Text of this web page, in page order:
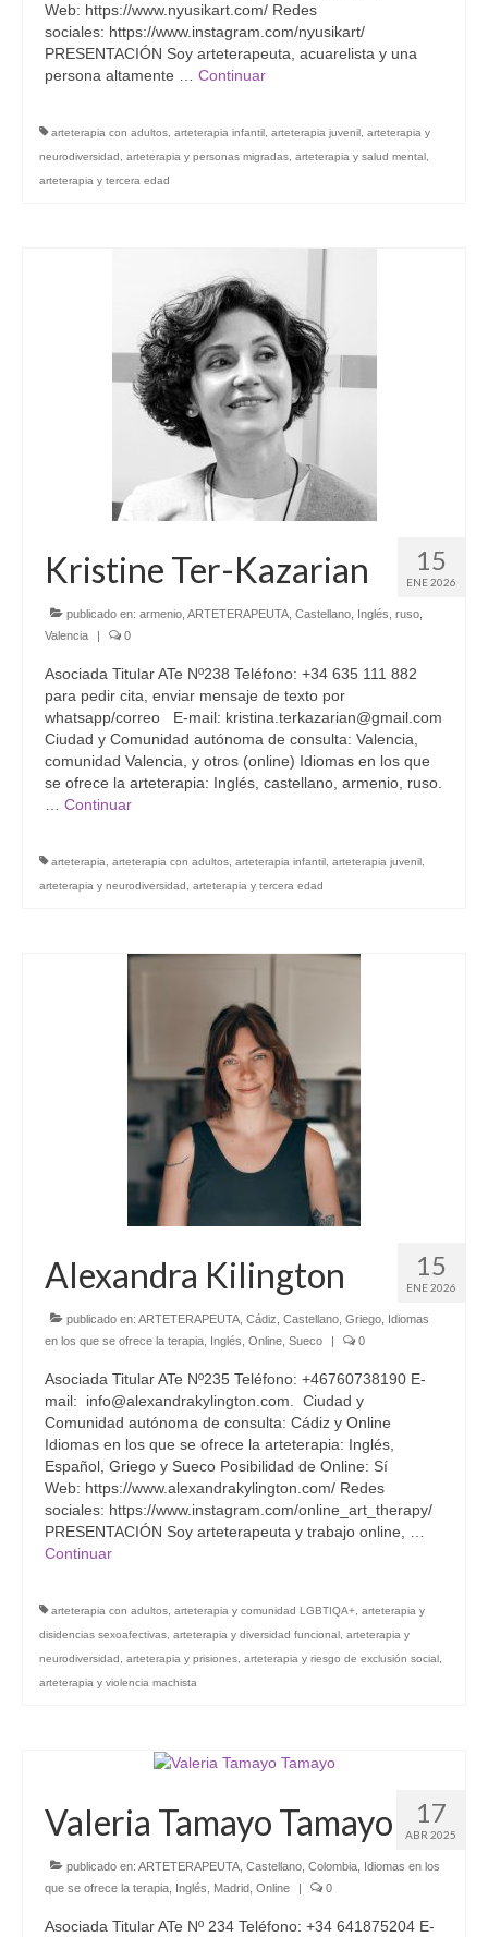
Web: https://www.nyusikart.com/ Redes
sociales: https://www.instagram.com/nyusikart/
PRESENTACIÓN Soy arteterapeuta, acuarelista y una
persona altamente … Continuar
arteterapia con adultos arteterapia infantil arteterapia juvenil arteterapia y
neurodiversidad
arteterapia y personas migradas arteterapia y salud mental
arteterapia y tercera edad
15
ENE 2026
Kristine Ter-Kazarian
publicado en: armenio ARTETERAPEUTA Castellano Inglés ruso
Valencia
| 0
Asociada Titular ATe Nº238 Teléfono: +34 635 111 882
para pedir cita, enviar mensaje de texto por
whatsapp/correo E-mail: kristina.terkazarian@gmail.com
Ciudad y Comunidad autónoma de consulta: Valencia,
comunidad Valencia, y otros (online) Idiomas en los que
se ofrece la arteterapia: Inglés, castellano, armenio, ruso.
Continuar
arteterapia arteterapia con adultos arteterapia infantil arteterapia juvenil
arteterapia y neurodiversidad
arteterapia y tercera edad
15
ENE 2026
Alexandra Kilington
publicado en: ARTETERAPEUTA Cádiz Castellano Griego Idiomas
en los que se ofrece la terapia Inglés Online Sueco | 0
Asociada Titular ATe Nº235 Teléfono: +46760738190 E-
mail: info@alexandrakylington.com. Ciudad y
Comunidad autónoma de consulta: Cádiz y Online
Idiomas en los que se ofrece la arteterapia: Inglés,
Español, Griego y Sueco Posibilidad de Online: Sí
Web: https://www.alexandrakylington.com/ Redes
sociales: https://www.instagram.com/online_art_therapy/
PRESENTACIÓN Soy arteterapeuta y trabajo online, …
Continuar
arteterapia con adultos arteterapia y comunidad LGBTIQA+ arteterapia y
disidencias sexoafectivas arteterapia y diversidad funcional arteterapia y
neurodiversidad
arteterapia y prisiones arteterapia y riesgo de exclusión social
arteterapia y violencia machista
17
ABR 2025
Valeria Tamayo Tamayo
publicado en: ARTETERAPEUTA Castellano Colombia
Idiomas en los
que se ofrece la terapia
Inglés Madrid Online 0
Asociada Titular ATe Nº 234 Teléfono: +34 641875204 E-